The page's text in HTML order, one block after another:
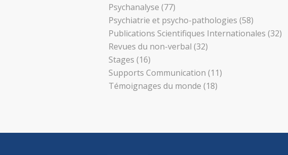
Psychanalyse (77)
Psychiatrie et psycho-pathologies (58)
Publications Scientifiques Internationales (32)
Revues du non-verbal (32)
Stages (16)
Supports Communication (11)
Témoignages du monde (18)